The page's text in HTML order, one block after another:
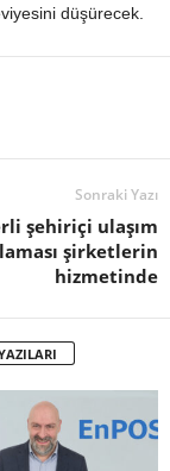
düşürecek.
Sonraki Yazı
şehiriçi ulaşım
şirketlerin
hizmetinde